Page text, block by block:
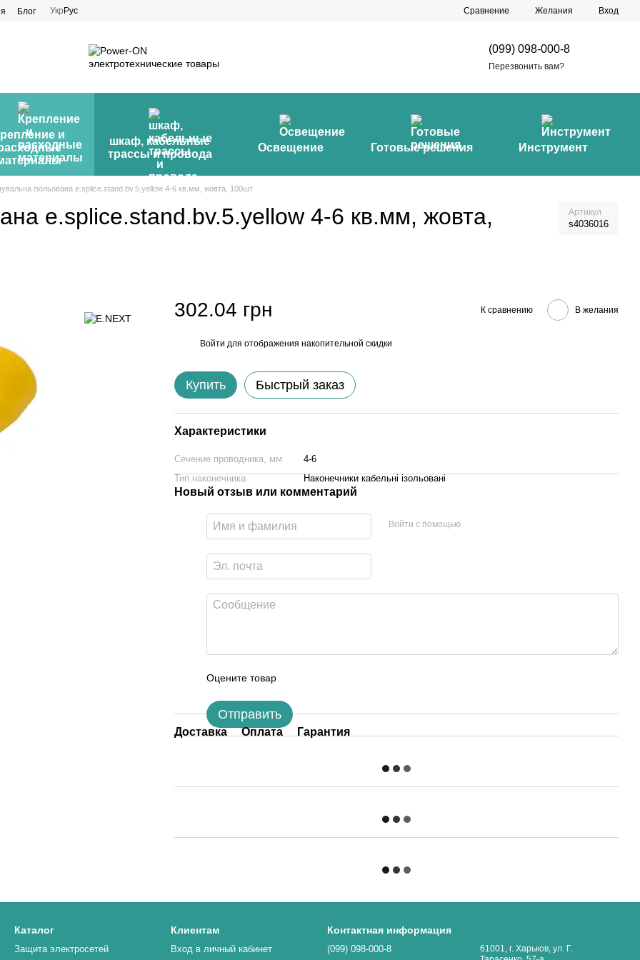
Блог Укр Рус Сравнение Желания Вход
(099) 098-000-8
Перезвонить вам?
и
шкаф, кабельные
трассы и провода
Освещение Готовые решения Инструмент
ізольована e.splice.stand.bv.5.yellow 4-6 кв.мм, жовта, 100шт
e.splice.stand.bv.5.yellow 4-6 кв.мм, жовта,
Артикул
s4036016
302.04 грн К сравнению В желания
Войти для отображения накопительной скидки
Купить Быстрый заказ
Характеристики
Сечение проводника, мм
4-6
Тип наконечника
Наконечники кабельні ізольовані
Новый отзыв или комментарий
Войти с помощью
Оцените товар
Отправить
Доставка Оплата Гарантия
Каталог
Защита электросетей
Клиентам
Вход в личный кабинет
Контактная информация
(099) 098-000-8
61001, г. Харьков, ул. Г.